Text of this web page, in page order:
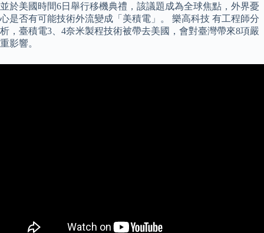
並於美國時間6日舉行移機典禮，該議題成為全球焦點，外界憂
心是否有可能技術外流變成「美積電」。 樂高科技 有工程師分
析，臺積電3、4奈米製程技術被帶去美國，會對臺灣帶來8項嚴
重影響。